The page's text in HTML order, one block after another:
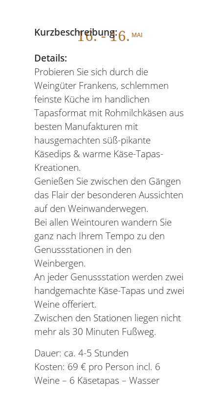
16. - 16. MAI
Kurzbeschreibung:
Details:
Probieren Sie sich durch die
Weingüter Frankens, schlemmen
feinste Küche im handlichen
Tapasformat mit Rohmilchkäsen aus
besten Manufakturen mit
hausgemachten süß-pikante
Käsedips & warme Käse-Tapas-
Kreationen.
Genießen Sie zwischen den Gängen
das Flair der besonderen Aussichten
auf den Weinwanderwegen.
Bei allen Weintouren wandern Sie
ganz nach Ihrem Tempo zu den
Genussstationen in den
Weinbergen.
An jeder Genussstation werden zwei
handgemachte Käse-Tapas und zwei
Weine offeriert.
Zwischen den Stationen liegen nicht
mehr als 30 Minuten Fußweg.
Dauer: ca. 4-5 Stunden
Kosten: 69 € pro Person incl. 6
Weine – 6 Käsetapas – Wasser